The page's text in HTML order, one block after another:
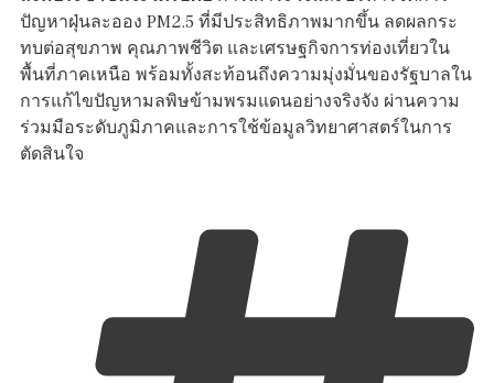
ปัญหาฝุ่นละออง PM2.5 ที่มีประสิทธิภาพมากขึ้น ลดผลกระ
ทบต่อสุขภาพ คุณภาพชีวิต และเศรษฐกิจการท่องเที่ยวใน
พื้นที่ภาคเหนือ พร้อมทั้งสะท้อนถึงความมุ่งมั่นของรัฐบาลใน
การแก้ไขปัญหามลพิษข้ามพรมแดนอย่างจริงจัง ผ่านความ
ร่วมมือระดับภูมิภาคและการใช้ข้อมูลวิทยาศาสตร์ในการ
ตัดสินใจ